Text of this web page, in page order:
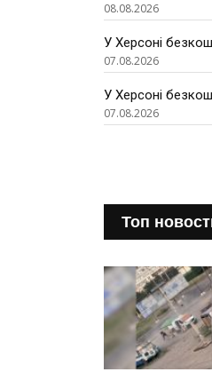
08.08.2026
У Херсоні
07.08.2026
У Херсоні
07.08.2026
Топ